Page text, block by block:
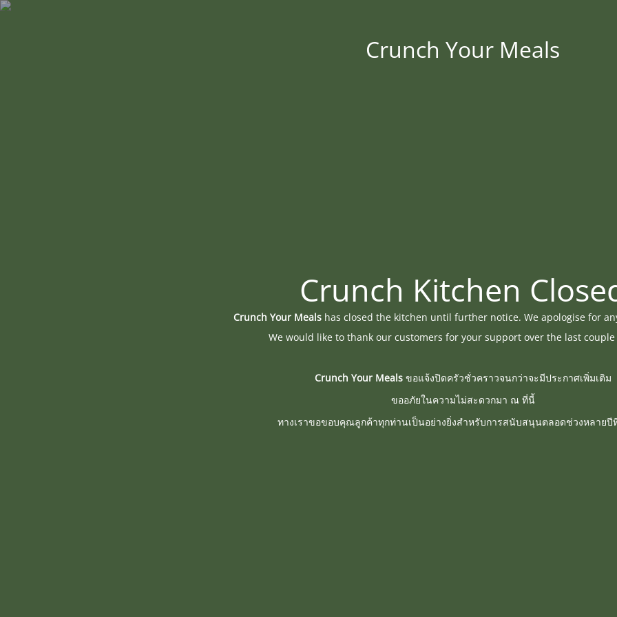
Crunch Your Meals
Crunch Kitchen
Crunch Your Mealshas closed the kitchen until further notice. We apologise for
We would like to thank our customers for your support over the last couple
Crunch Your Mealsขอแจ้งปิดครัวชั่วคราวจนกว่าจะมีประกาศเพิ่มเติม
ขออภัยในความไม่สะดวกมา ณ ที่นี้
ทางเราขอขอบคุณลูกค้าทุกท่านเป็นอย่างยิ่งสำหรับการสนับสนุนตลอดช่วงหลายปี